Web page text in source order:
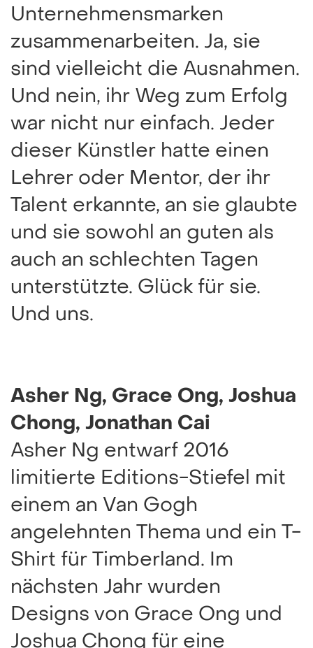
Unternehmensmarken
zusammenarbeiten. Ja, sie
sind vielleicht die Ausnahmen.
Und nein, ihr Weg zum Erfolg
war nicht nur einfach. Jeder
dieser Künstler hatte einen
Lehrer oder Mentor, der ihr
Talent erkannte, an sie glaubte
und sie sowohl an guten als
auch an schlechten Tagen
unterstützte. Glück für sie.
Und uns.
Asher Ng, Grace Ong, Joshua
Chong, Jonathan Cai
Asher Ng entwarf 2016
limitierte Editions-Stiefel mit
einem an Van Gogh
angelehnten Thema und ein T-
Shirt für Timberland. Im
nächsten Jahr wurden
Designs von Grace Ong und
Joshua Chong für eine